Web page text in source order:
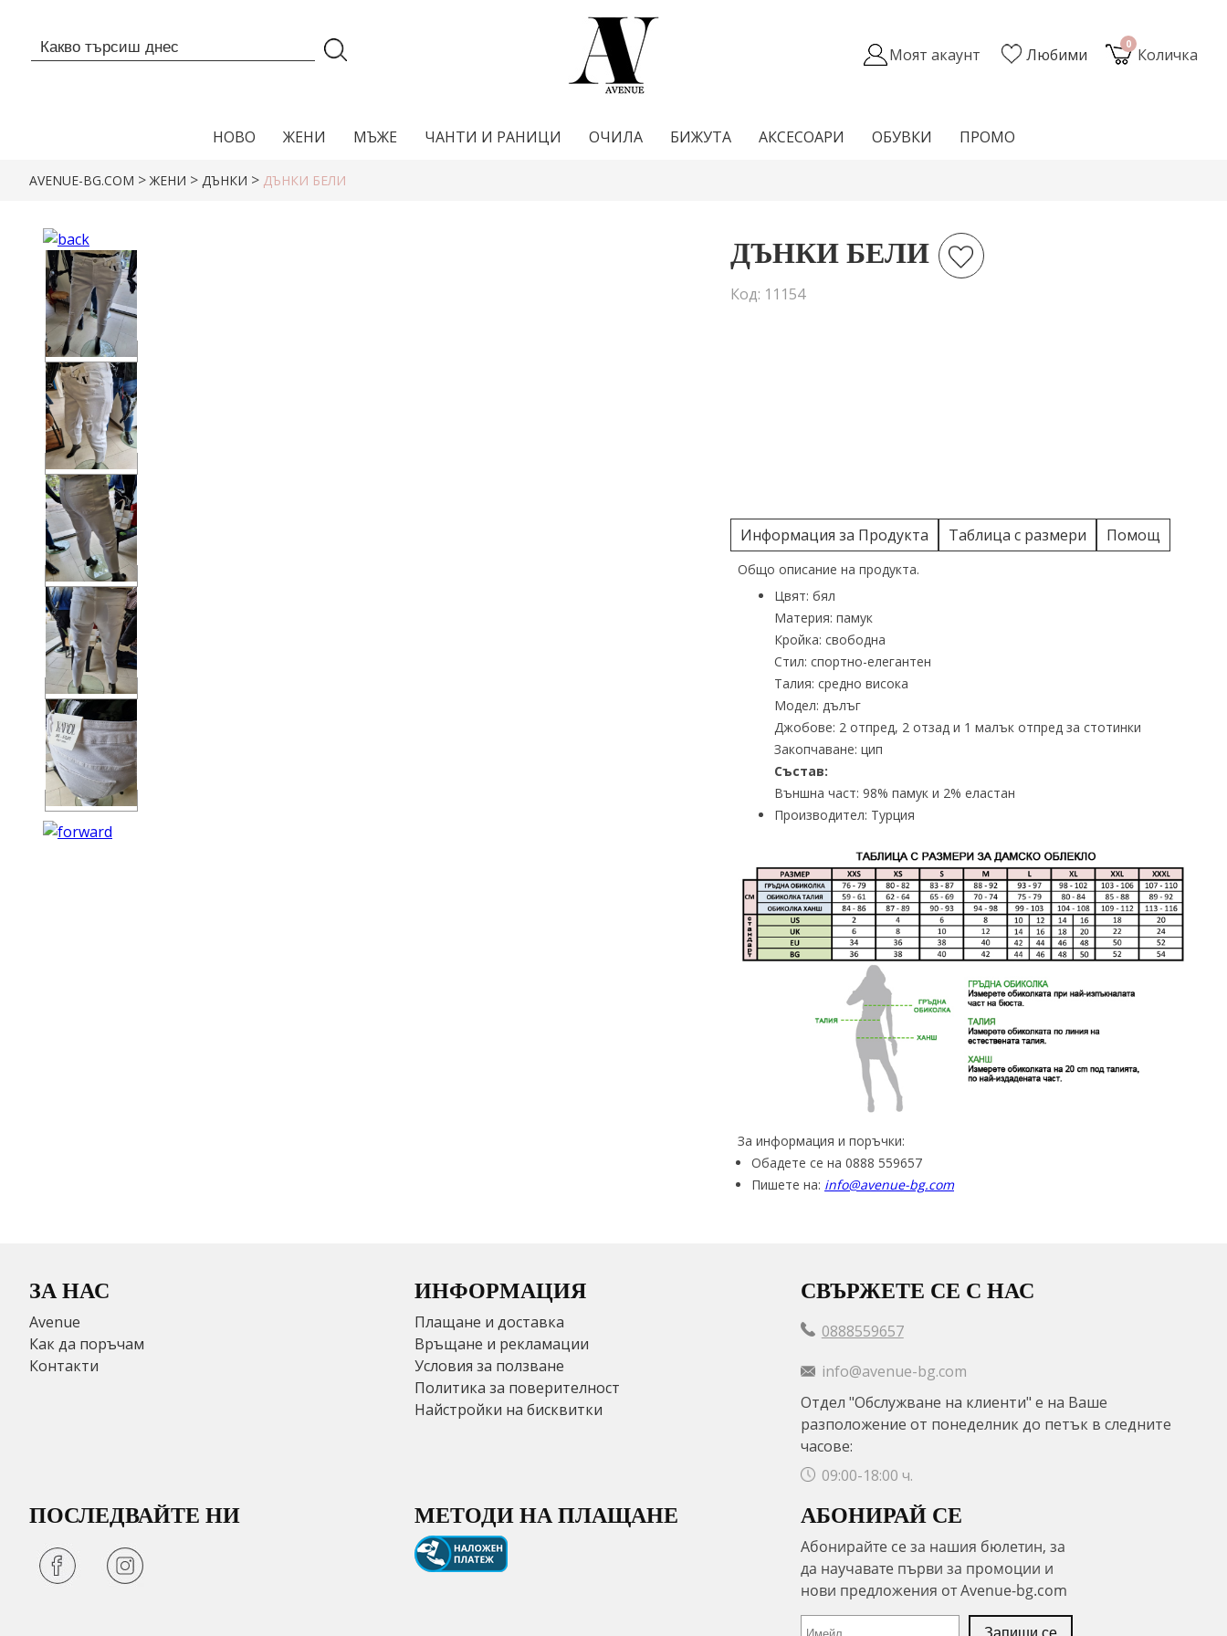
0
Количка
Любими
Моят акаунт
НОВО ЖЕНИ МЪЖЕ ЧАНТИ И РАНИЦИ ОЧИЛА БИЖУТА АКСЕСОАРИ ОБУВКИ ПРОМО
AVENUE-BG.COM >ЖЕНИ > ДЪНКИ > ДЪНКИ БЕЛИ
ДЪНКИ БЕЛИ
Код: 11154
Информация за Продукта Таблица с размери Помощ
Общо описание на продукта.
Цвят: бял
Материя: памук
Кройка: свободна
Стил: спортно-елегантен
Талия: средно висока
Модел: дълъг
Джобове: 2 отпред, 2 отзад и 1 малък отпред за стотинки
Закопчаване: цип
Състав:
Външна част: 98% памук и 2% еластан
Производител: Турция
За информация и поръчки:
Обадете се на 0888 559657
Пишете на: info@avenue-bg.com
ЗА НАС
Avenue
Как да поръчам
Контакти
ИНФОРМАЦИЯ
Плащане и доставка
Връщане и рекламации
Условия за ползване
Политика за поверителност
Найстройки на бисквитки
СВЪРЖЕТЕ СЕ С НАС
0888559657
info@avenue-bg.com
Отдел "Обслужване на клиенти" е на Ваше
разположение от понеделник до петък в следните
часове:
09:00-18:00 ч.
ПОСЛЕДВАЙТЕ НИ МЕТОДИ НА ПЛАЩАНЕ АБОНИРАЙ СЕ